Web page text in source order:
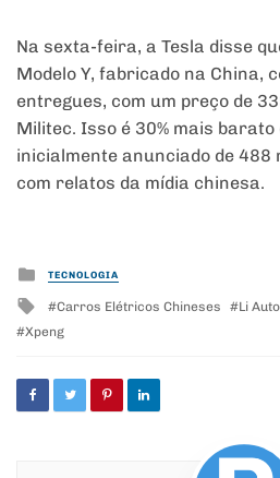
Na sexta-feira, a Tesla disse
Modelo Y, fabricado na China,
entregues, com um preço de
Militec. Isso é 30% mais barato
inicialmente anunciado de 488
com relatos da mídia chinesa.
Posted
in
TECNOLOGIA
Tagged
with
Carros Elétricos Chineses Li Auto
Xpeng